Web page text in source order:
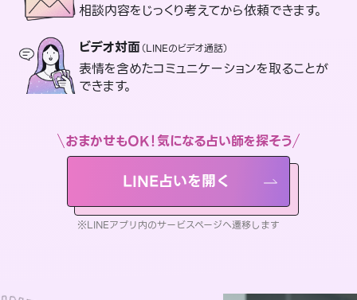
相談内容をじっくり考えてから依頼できます。
ビデオ対面（LINEのビデオ通話）
表情を含めたコミュニケーションを取ることが
できます。
おまかせもOK！気になる占い師を探そう
LINE占いを開く
※LINEアプリ内のサービスページへ遷移します